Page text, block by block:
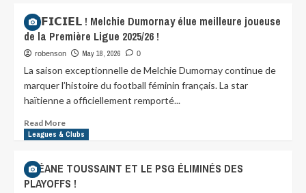
𝗢𝗙𝗙𝗜𝗖𝗜𝗘𝗟 ! Melchie Dumornay élue meilleure joueuse
de la Première Ligue 2025/26 !
robenson May 18, 2026 0
La saison exceptionnelle de Melchie Dumornay continue de
marquer l’histoire du football féminin français. La star
haïtienne a officiellement remporté...
Read More
Leagues & Clubs
OCÉANE TOUSSAINT ET LE PSG ÉLIMINÉS DES
PLAYOFFS !